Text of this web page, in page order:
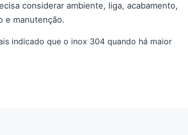
considerar ambiente, liga, acabamento,
e manutenção.
indicado que o inox 304 quando há maior